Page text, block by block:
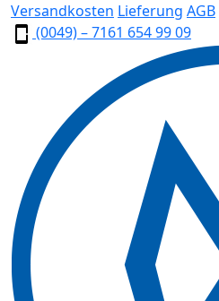
Versandkosten Lieferung AGB
(0049) – 7161 654 99 09